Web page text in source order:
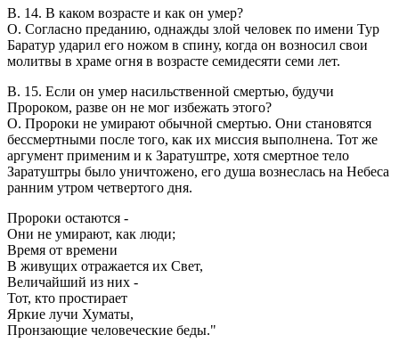
В. 14. В каком возрасте и как он умер?
О. Согласно преданию, однажды злой человек по имени Тур
Баратур ударил его ножом в спину, когда он возносил свои
молитвы в храме огня в возрасте семидесяти семи лет.
В. 15. Если он умер насильственной смертью, будучи
Пророком, разве он не мог избежать этого?
О. Пророки не умирают обычной смертью. Они становятся
бессмертными после того, как их миссия выполнена. Тот же
аргумент применим и к Заратуштре, хотя смертное тело
Заратуштры было уничтожено, его душа вознеслась на Небеса
ранним утром четвертого дня.
Пророки остаются -
Они не умирают, как люди;
Время от времени
В живущих отражается их Свет,
Величайший из них -
Тот, кто простирает
Яркие лучи Хуматы,
Пронзающие человеческие беды."